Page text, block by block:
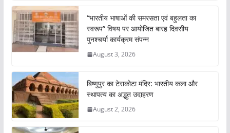
…
“भारतीय भाषाओं की समरसता एवं बहुलता का
स्वरूप” विषय पर आयोजित बारह दिवसीय
पुनश्चर्या कार्यक्रम संपन्न
August 3, 2026
बिष्णुपुर का टेराकोटा मंदिर: भारतीय कला और
स्थापत्य का अद्भुत उदाहरण
August 2, 2026